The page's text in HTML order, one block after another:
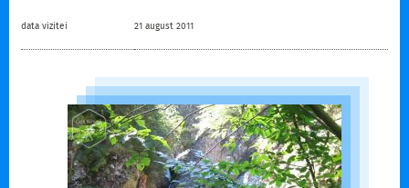
data vizitei 21 august 2011